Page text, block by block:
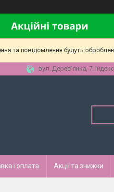
та повідомлення будуть
вул. Дерев'янка, 7.
і оплата Акції та знижки